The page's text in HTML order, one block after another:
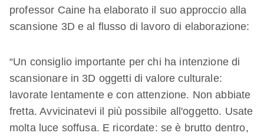
professor Caine ha elaborato il suo approccio alla
scansione 3D e al flusso di lavoro di elaborazione:
“Un consiglio importante per chi ha intenzione di
scansionare in 3D oggetti di valore culturale:
lavorate lentamente e con attenzione. Non abbiate
fretta. Avvicinatevi il più possibile all'oggetto. Usate
molta luce soffusa. E ricordate: se è brutto dentro,